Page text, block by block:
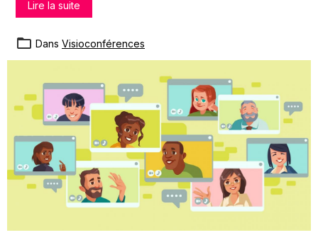
Lire la suite
Dans Visioconférences